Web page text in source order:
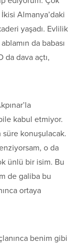
Almanya’daki
yaşadı. Evlilik
da babası
da dava açtı,
kabul etmiyor.
konuşulacak.
o da
ünlü bir isim. Bu
de galiba bu
ortaya
benim gibi